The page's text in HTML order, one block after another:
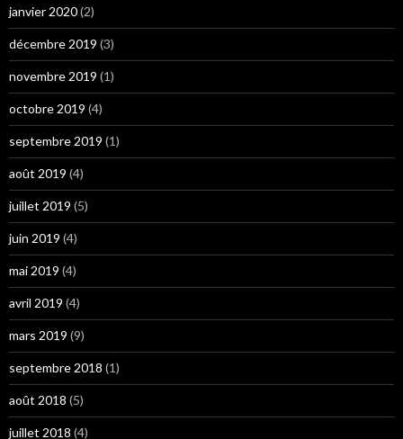
janvier 2020(2)
décembre 2019 (3)
novembre 2019 (1)
octobre 2019 (4)
septembre 2019 (1)
août 2019 (4)
juillet 2019 (5)
juin 2019 (4)
mai 2019 (4)
avril 2019 (4)
mars 2019 (9)
septembre 2018 (1)
août 2018 (5)
juillet 2018 (4)